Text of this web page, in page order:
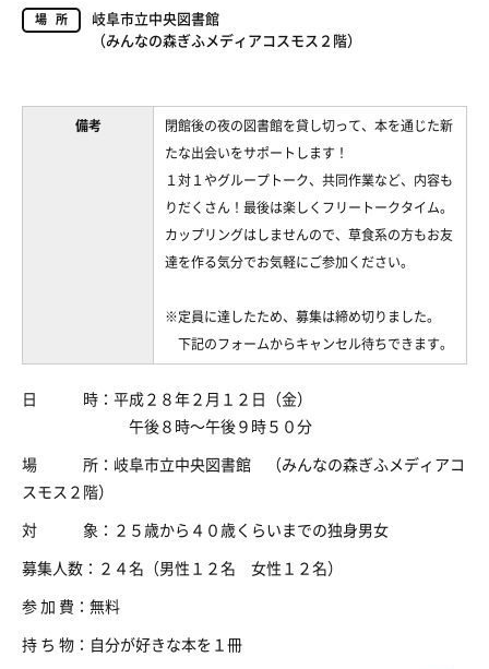
場所
岐阜市立中央図書館
（みんなの森ぎふメディアコスモス２階）
備考
閉館後の夜の図書館を貸し切って、本を通じた新
たな出会いをサポートします！
１対１やグループトーク、共同作業など、内容も
りだくさん！最後は楽しくフリートークタイム。
カップリングはしませんので、草食系の方もお友
達を作る気分でお気軽にご参加ください。
※定員に達したため、募集は締め切りました。
下記のフォームからキャンセル待ちできます。
日 時：平成２８年２月１２日（金）
午後８時～午後９時５０分
場 所：岐阜市立中央図書館 （みんなの森ぎふメディアコ
スモス２階）
対 象：２５歳から４０歳くらいまでの独身男女
募集人数：２４名（男性１２名 女性１２名）
参 加 費：無料
持 ち 物：自分が好きな本を１冊